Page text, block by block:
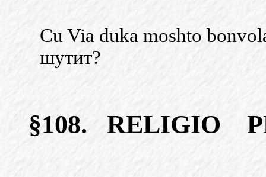
Cu Via duka moshto
шутит?
§108. RELIGIO